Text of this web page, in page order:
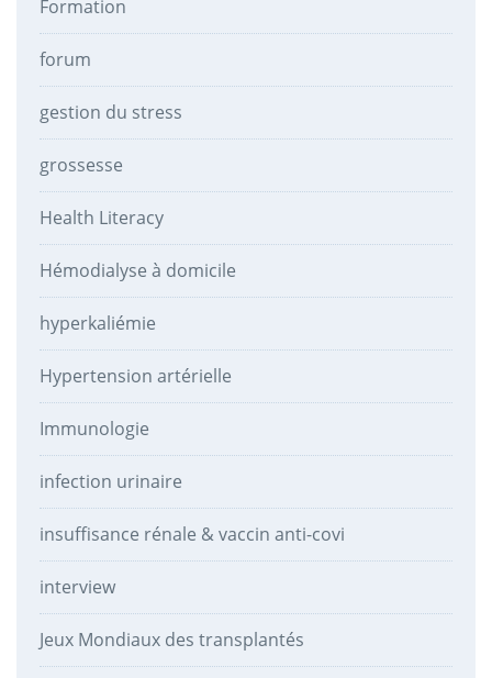
Formation
forum
gestion du stress
grossesse
Health Literacy
Hémodialyse à domicile
hyperkaliémie
Hypertension artérielle
Immunologie
infection urinaire
insuffisance rénale & vaccin anti-covi
interview
Jeux Mondiaux des transplantés